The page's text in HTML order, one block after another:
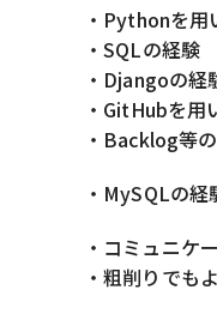
・Pythonを用
・SQLの経験
・Djangoの経
・GitHubを用
・Backlog等
・MySQLの経
・コミュニケ
・粗削りでも